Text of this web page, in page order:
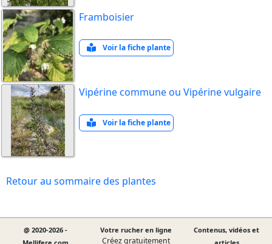
Framboisier
Voir la fiche plante
Vipérine commune ou Vipérine vulgaire
Voir la fiche plante
Retour au sommaire des plantes
@ 2020-2026 -
Votre rucher en ligne
Créez gratuitement
Contenus, vidéos et